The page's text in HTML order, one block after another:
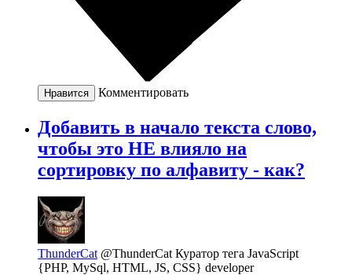
Нравится Комментировать
Добавить в начало текста слово,
чтобы это НЕ влияло на
сортировку по алфавиту - как?
ThunderCat @ThunderCat Куратор тега JavaScript
{PHP, MySql, HTML, JS, CSS} developer